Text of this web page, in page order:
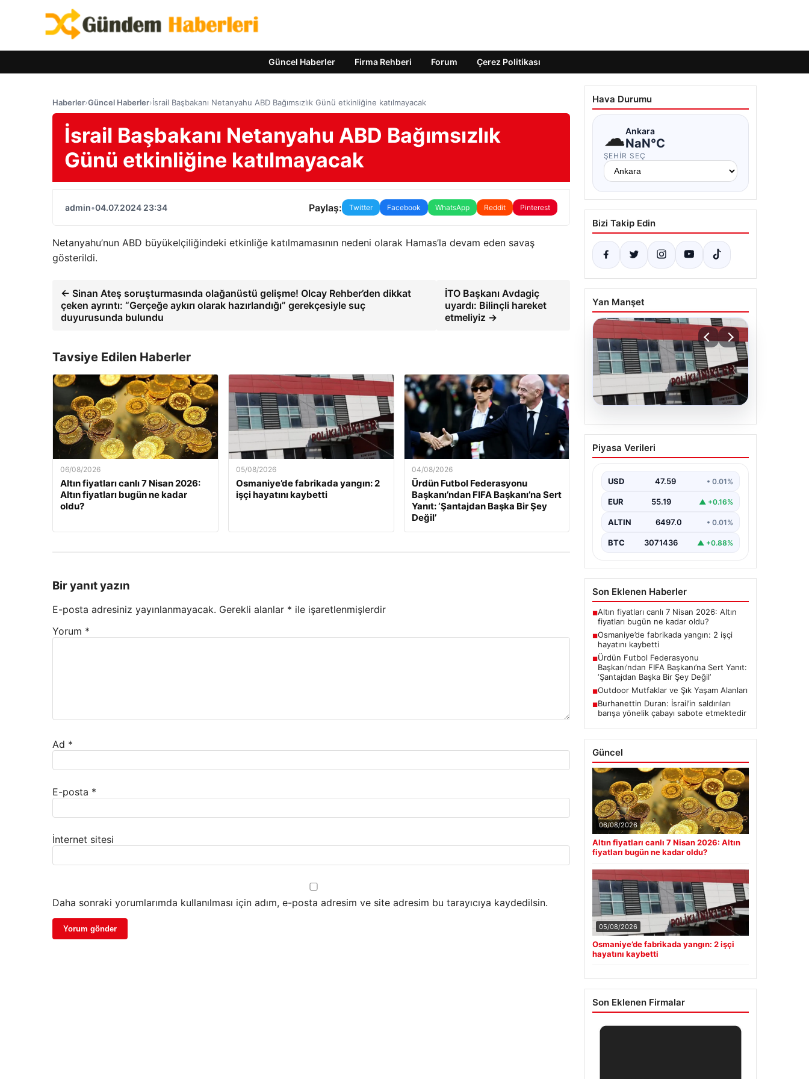
Güncel Haberler Firma Rehberi Forum Çerez Politikası
Haberler›Güncel Haberler›İsrail Başbakanı Netanyahu ABD Bağımsızlık Günü etkinliğine katılmayacak
İsrail Başbakanı Netanyahu ABD Bağımsızlık
Günü etkinliğine katılmayacak
admin•04.07.2024 23:34 Paylaş: Twitter Facebook WhatsApp Reddit Pinterest
Netanyahu’nun ABD büyükelçiliğindeki etkinliğe katılmamasının nedeni olarak Hamas’la devam eden savaş
gösterildi.
← Sinan Ateş soruşturmasında olağanüstü gelişme! Olcay Rehber’den dikkat
çeken ayrıntı: “Gerçeğe aykırı olarak hazırlandığı” gerekçesiyle suç
duyurusunda bulundu
İTO Başkanı Avdagiç
uyardı: Bilinçli hareket
etmeliyiz →
Tavsiye Edilen Haberler
06/08/2026
Altın fiyatları canlı 7 Nisan 2026:
Altın fiyatları bugün ne kadar
oldu?
05/08/2026
Osmaniye’de fabrikada yangın: 2
işçi hayatını kaybetti
04/08/2026
Ürdün Futbol Federasyonu
Başkanı’ndan FIFA Başkanı’na Sert
Yanıt: ‘Şantajdan Başka Bir Şey
Değil’
Bir yanıt yazın
E-posta adresiniz yayınlanmayacak. Gerekli alanlar * ile işaretlenmişlerdir
Yorum *
Ad *
E-posta *
İnternet sitesi
Daha sonraki yorumlarımda kullanılması için adım, e-posta adresim ve site adresim bu tarayıcıya kaydedilsin.
Hava Durumu
☁Ankara
NaN°C
ŞEHIR SEÇ
Bizi Takip Edin
Yan Manşet
05.08.2026
Osmaniye’de fabrikada
yangın: 2 işçi hayatını
Piyasa Verileri
USD 47.59 • 0.01%
EUR 55.19 ▲ +0.16%
ALTIN 6497.0 • 0.01%
BTC 3071436 ▲ +0.88%
Son Eklenen Haberler
■Altın fiyatları canlı 7 Nisan 2026: Altın
fiyatları bugün ne kadar oldu?
■Osmaniye’de fabrikada yangın: 2 işçi
hayatını kaybetti
■Ürdün Futbol Federasyonu
Başkanı’ndan FIFA Başkanı’na Sert Yanıt:
‘Şantajdan Başka Bir Şey Değil’
■Outdoor Mutfaklar ve Şık Yaşam Alanları
■Burhanettin Duran: İsrail’in saldırıları
barışa yönelik çabayı sabote etmektedir
Güncel
06/08/2026
Altın fiyatları canlı 7 Nisan 2026: Altın
fiyatları bugün ne kadar oldu?
05/08/2026
Osmaniye’de fabrikada yangın: 2 işçi
hayatını kaybetti
Son Eklenen Firmalar